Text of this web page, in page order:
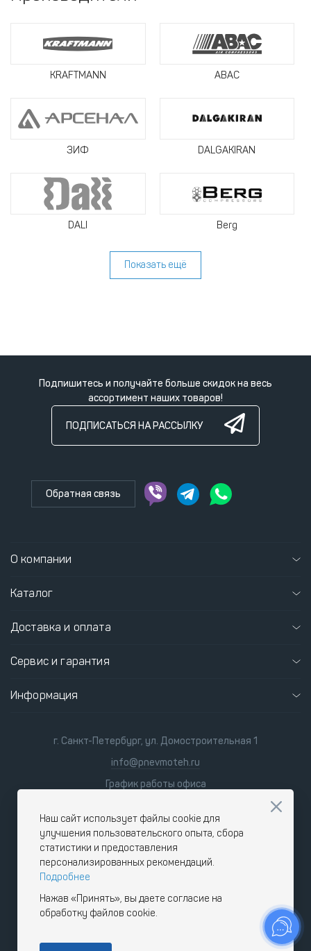
KRAFTMANN ABAC
ЗИФ DALGAKIRAN
DALI Berg
Показать ещё
Подпишитесь и получайте больше скидок на весь
ассортимент наших товаров!
ПОДПИСАТЬСЯ НА РАССЫЛКУ
Обратная связь
О компании
Каталог
Доставка и оплата
Сервис и гарантия
Информация
г. Санкт-Петербург, ул. Домостроительная 1
info@pnevmoteh.ru
График работы офиса
сб-вс 9:00 - 18:00
Наш сайт использует файлы cookie для
улучшения пользовательского опыта, сбора
статистики и предоставления
персонализированных рекомендаций.
Подробнее
Нажав «Принять», вы даете согласие на
обработку файлов cookie.